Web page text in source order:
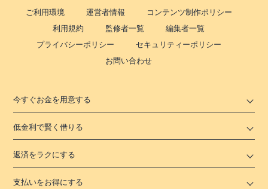
ご利用環境 運営者情報
コンテンツ制作ポリシー
利用規約
監修者一覧
編集者一覧
プライバシーポリシー
セキュリティーポリシー
お問い合わせ
今すぐお金を用意する
低金利で賢く借りる
返済をラクにする
支払いをお得にする